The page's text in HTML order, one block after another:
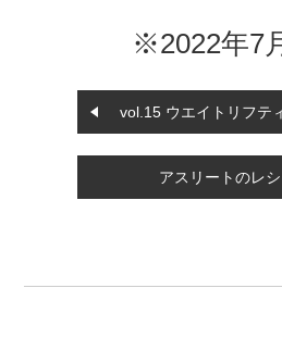
※2022年7
vol.15 ウエイトリフテ
アスリートのレ